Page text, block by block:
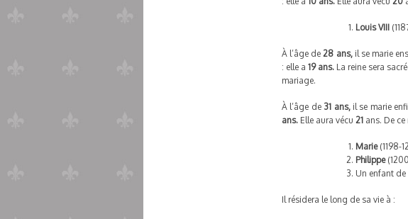
Louis VIII
À l’âge de28 ans, il se marie
: elle a 19 ans. La reine sera
mariage.
À l’âge de 31 ans, il se marie
ans. Elle aura vécu 21ans. De ce
Marie (1198-
Philippe
Un enfant
Il résidera le long de sa vie à :